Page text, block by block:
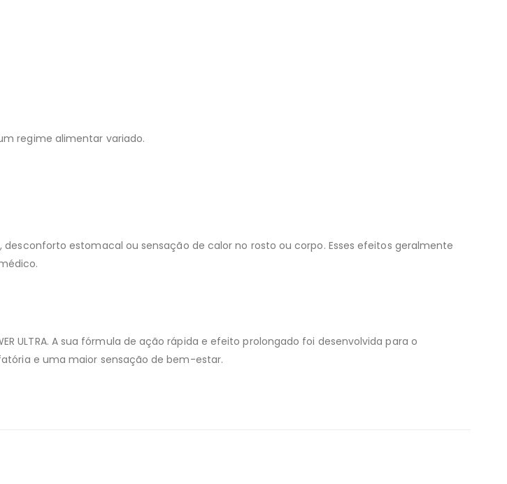
regime alimentar variado.
estomacal ou sensação de calor no rosto ou corpo. Esses efeitos geralmente
ULTRA. A sua fórmula de ação rápida e efeito prolongado foi desenvolvida para o
e uma maior sensação de bem-estar.